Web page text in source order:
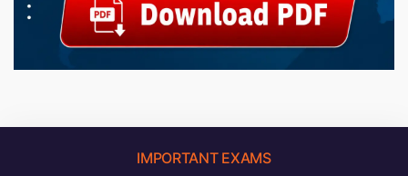
IMPORTANT EXAMS